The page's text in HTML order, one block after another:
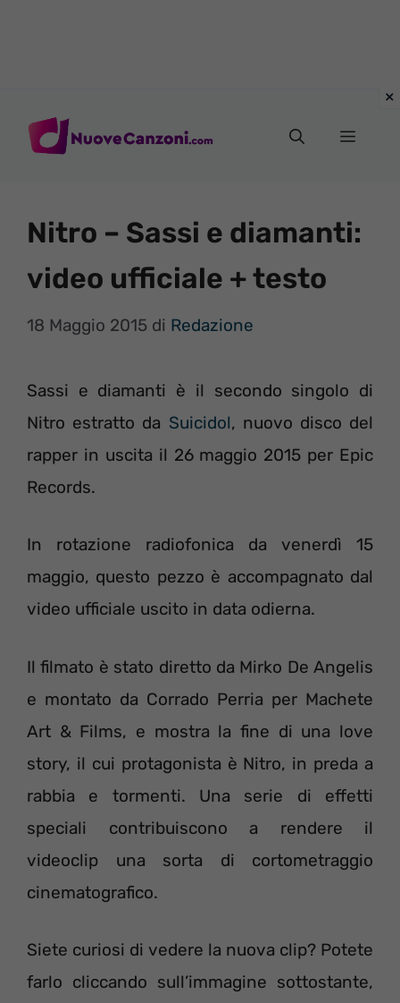
Menu
Nitro – Sassi e diamanti:
video ufficiale + testo
18 Maggio 2015 di Redazione
Sassi e diamanti è il secondo singolo di
Nitro estratto da Suicidol, nuovo disco del
rapper in uscita il 26 maggio 2015 per Epic
Records.
In rotazione radiofonica da venerdì 15
maggio, questo pezzo è accompagnato dal
video ufficiale uscito in data odierna.
Il filmato è stato diretto da Mirko De Angelis
e montato da Corrado Perria per Machete
Art & Films, e mostra la fine di una love
story, il cui protagonista è Nitro, in preda a
rabbia e tormenti. Una serie di effetti
speciali contribuiscono a rendere il
videoclip una sorta di cortometraggio
cinematografico.
Siete curiosi di vedere la nuova clip? Potete
farlo cliccando sull’immagine sottostante,